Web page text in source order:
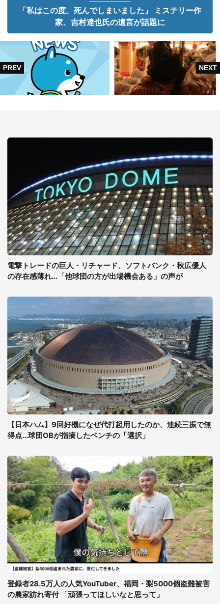
「私はこの度、死んでしまいました」 ミステリー作
家、吉村達也氏の遺言が話題に
電撃トレードの巨人・リチャード、ソフトバンク・秋広優人
の存在感薄れ...「他球団の方が出場機会ある」の声が
【日本ハム】9回好機になぜ代打起用したのか、連続三振で無
得点...球団OBが指摘したベンチの「選択」
登録者28.5万人の人気YouTuber、福岡・梨5000個盗難被害
の農家訪れ寄付 「頑張ってほしいなと思って」